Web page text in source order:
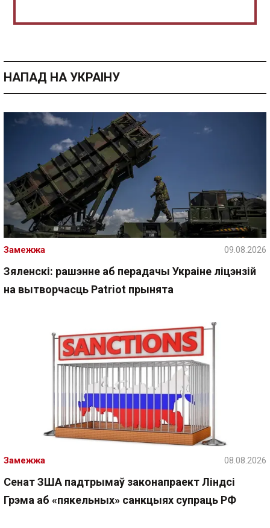
НАПАД НА УКРАІНУ
Зяленскі: рашэнне аб перадачы Украіне ліцэнзій
на вытворчасць Patriot прынята
Замежжа 09.08.2026
Сенат ЗША падтрымаў законапраект Ліндсі
Грэма аб «пякельных» санкцыях супраць РФ
Замежжа 08.08.2026